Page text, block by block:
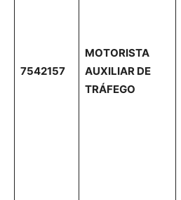
7542157
MOTORISTA
AUXILIAR DE
TRÁFEGO